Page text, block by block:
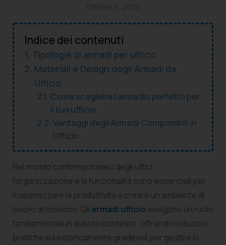
Indice dei contenuti
Tipologie di armadi per ufficio
Materiali e Design degli Armadi da
Ufficio
Come scegliere l’armadio perfetto per
il tuo ufficio
Vantaggi degli Armadi Componibili in
Ufficio
Nel mondo contemporaneo degli uffici,
l’organizzazione e la funzionalità sono essenziali per
massimizzare la produttività e creare un ambiente di
lavoro armonioso. Gli armadi ufficio svolgono un ruolo
fondamentale in questo contesto, offrendo soluzioni
pratiche ed esteticamente gradevoli per gestire lo